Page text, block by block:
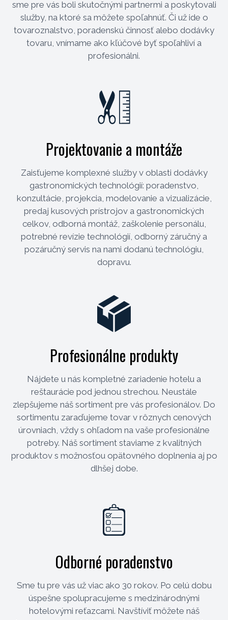
sme pre vás boli skutočnými partnermi a poskytovali
služby, na ktoré sa môžete spoľahnúť. Či už ide o
tovaroznalstvo, poradenskú činnosť alebo dodávky
tovaru, vnímame ako kľúčové byť spoľahliví a
profesionálni.
Projektovanie a montáže
Zaisťujeme komplexné služby v oblasti dodávky
gastronomických technológií: poradenstvo,
konzultácie, projekcia, modelovanie a vizualizácie,
predaj kusových prístrojov a gastronomických
celkov, odborná montáž, zaškolenie personálu,
potrebné revízie technológií, odborný záručný a
pozáručný servis na nami dodanú technológiu,
dopravu.
Profesionálne produkty
Nájdete u nás kompletné zariadenie hotelu a
reštaurácie pod jednou strechou. Neustále
zlepšujeme náš sortiment pre vás profesionálov. Do
sortimentu zaraďujeme tovar v rôznych cenových
úrovniach, vždy s ohľadom na vaše profesionálne
potreby. Náš sortiment staviame z kvalitných
produktov s možnosťou opätovného doplnenia aj po
dlhšej dobe.
Odborné poradenstvo
Sme tu pre vás už viac ako 30 rokov. Po celú dobu
úspešne spolupracujeme s medzinárodnými
hotelovými reťazcami. Navštíviť môžete náš